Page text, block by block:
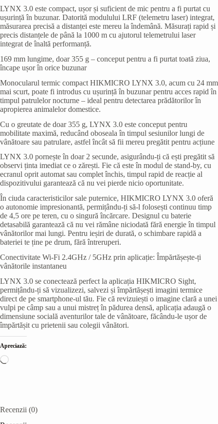
LYNX 3.0 este compact, ușor și suficient de mic pentru a fi purtat cu
ușurință în buzunar. Datorită modulului LRF (telemetru laser) integrat,
măsurarea precisă a distanței este mereu la îndemână. Măsurați rapid și
precis distanțele de până la 1000 m cu ajutorul telemetrului laser
integrat de înaltă performanță.
169 mm lungime, doar 355 g – conceput pentru a fi purtat toată ziua,
încape ușor în orice buzunar
Monocularul termic compact HIKMICRO LYNX 3.0, acum cu 24 mm
mai scurt, poate fi introdus cu ușurință în buzunar pentru acces rapid în
timpul patrulelor nocturne – ideal pentru detectarea prădătorilor în
apropierea animalelor domestice.
Cu o greutate de doar 355 g, LYNX 3.0 este conceput pentru
mobilitate maximă, reducând oboseala în timpul sesiunilor lungi de
vânătoare sau patrulare, astfel încât să fii mereu pregătit pentru acțiune
LYNX 3.0 pornește în doar 2 secunde, asigurându-ți că ești pregătit să
observi ținta imediat ce o zărești. Fie că este în modul de stand-by, cu
ecranul oprit automat sau complet închis, timpul rapid de reacție al
dispozitivului garantează că nu vei pierde nicio oportunitate.
În ciuda caracteristicilor sale puternice, HIKMICRO LYNX 3.0 oferă
o autonomie impresionantă, permițându-ți să-l folosești continuu timp
de 4,5 ore pe teren, cu o singură încărcare. Designul cu baterie
detasabilă garantează că nu vei rămâne niciodată fără energie în timpul
vânătorilor mai lungi. Pentru ieșiri de durată, o schimbare rapidă a
bateriei te ține pe drum, fără întreruperi.
Conectivitate Wi-Fi 2.4GHz / 5GHz prin aplicație: Împărtășește-ți
vânătorile instantaneu
LYNX 3.0 se conectează perfect la aplicația HIKMICRO Sight,
permițându-ți să vizualizezi, salvezi și împărtășești imagini termice
direct de pe smartphone-ul tău. Fie că revizuiești o imagine clară a unei
vulpi pe câmp sau a unui mistreț în pădurea densă, aplicația adaugă o
dimensiune socială aventurilor tale de vânătoare, făcându-le ușor de
împărtășit cu prietenii sau colegii vânători.
Apreciază:
Încarc...
Recenzii (0)